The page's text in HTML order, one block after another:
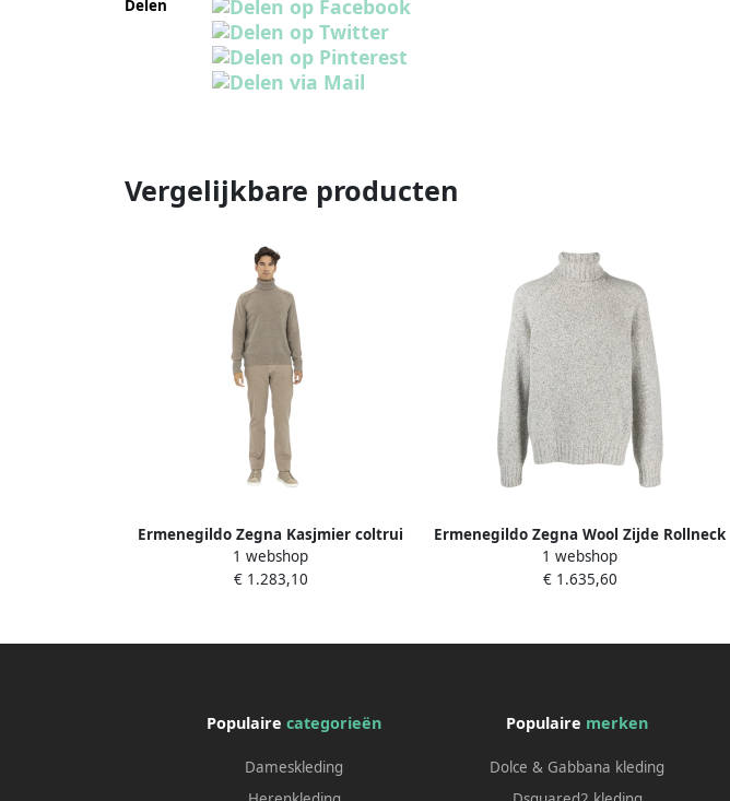
Delen
Vergelijkbare producten
Ermenegildo Zegna Kasjmier coltrui
met geribbelde details Brown Heren
1 webshop
€ 1.283,10
Ermenegildo Zegna Wool Zijde Rollneck
Coltrui Gray Heren
1 webshop
€ 1.635,60
Populairecategorieën
Dameskleding
Populaire merken
Dolce & Gabbana kleding